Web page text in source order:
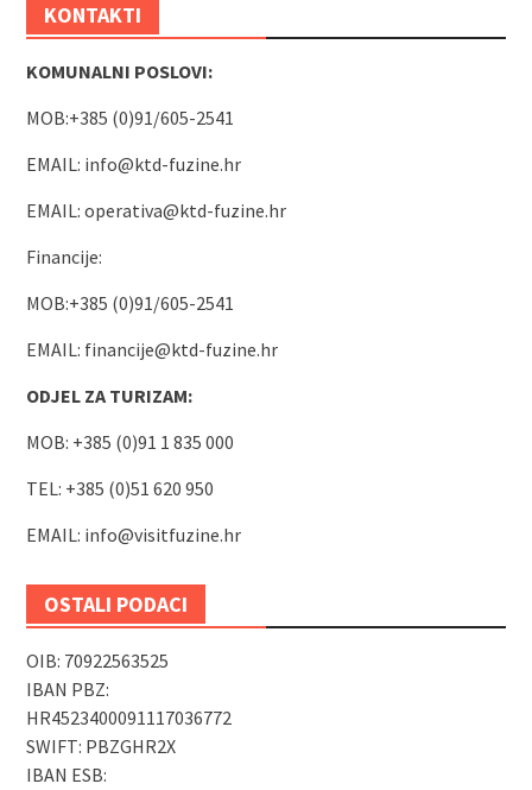
KONTAKTI
KOMUNALNI POSLOVI:
MOB:+385 (0)91/605-2541
EMAIL: info@ktd-fuzine.hr
EMAIL: operativa@ktd-fuzine.hr
Financije:
MOB:+385 (0)91/605-2541
EMAIL: financije@ktd-fuzine.hr
ODJEL ZA TURIZAM:
MOB: +385 (0)91 1 835 000
TEL: +385 (0)51 620 950
EMAIL: info@visitfuzine.hr
OSTALI PODACI
OIB: 70922563525
IBAN PBZ:
HR4523400091117036772
SWIFT: PBZGHR2X
IBAN ESB: